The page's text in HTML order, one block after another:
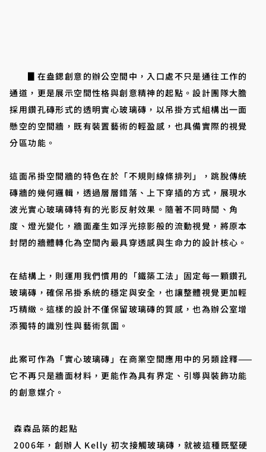
▊在盎鍶創意的辦公空間中，入口處不只是通往工作的
通道，更是展示空間性格與創意精神的起點。設計團隊大膽
採用鑽孔磚形式的透明實心玻璃磚，以吊掛方式組構出一面
懸空的空間牆，既有裝置藝術的輕盈感，也具備實際的視覺
分區功能。
這面吊掛空間牆的特色在於「不規則線條排列」，跳脫傳統
磚牆的幾何邏輯，透過層層錯落、上下穿插的方式，展現水
波光實心玻璃磚特有的光影反射效果。隨著不同時間、角
度、燈光變化，牆面產生如浮光掠影般的流動視覺，將原本
封閉的牆體轉化為空間內最具穿透感與生命力的設計核心。
在結構上，則運用我們慣用的「鐵築工法」固定每一顆鑽孔
玻璃磚，確保吊掛系統的穩定與安全，也讓整體視覺更加輕
巧精緻。這樣的設計不僅保留玻璃磚的質感，也為辦公室增
添獨特的識別性與藝術氛圍。
此案可作為「實心玻璃磚」在商業空間應用中的另類詮釋——
它不再只是牆面材料，更能作為具有界定、引導與裝飾功能
的創意媒介。
森森品築的起點
2006年，創辦人 Kelly 初次接觸玻璃磚，就被這種既堅硬